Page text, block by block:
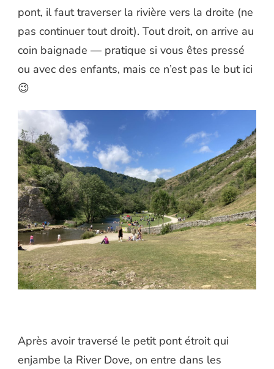
pont, il faut traverser la rivière vers la droite (ne
pas continuer tout droit). Tout droit, on arrive au
coin baignade — pratique si vous êtes pressé
ou avec des enfants, mais ce n’est pas le but ici
😉
Après avoir traversé le petit pont étroit qui
enjambe la River Dove, on entre dans les